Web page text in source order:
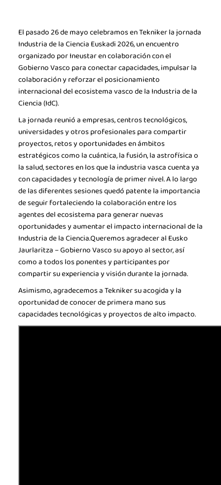
El pasado 26 de mayo celebramos en Tekniker la jornada
Industria de la Ciencia Euskadi 2026, un encuentro
organizado por Ineustar en colaboración con el
Gobierno Vasco para conectar capacidades, impulsar la
colaboración y reforzar el posicionamiento
internacional del ecosistema vasco de la Industria de la
Ciencia (IdC).
La jornada reunió a empresas, centros tecnológicos,
universidades y otros profesionales para compartir
proyectos, retos y oportunidades en ámbitos
estratégicos como la cuántica, la fusión, la astrofísica o
la salud, sectores en los que la industria vasca cuenta ya
con capacidades y tecnología de primer nivel. A lo largo
de las diferentes sesiones quedó patente la importancia
de seguir fortaleciendo la colaboración entre los
agentes del ecosistema para generar nuevas
oportunidades y aumentar el impacto internacional de la
Industria de la Ciencia.Queremos agradecer al Eusko
Jaurlaritza – Gobierno Vasco su apoyo al sector, así
como a todos los ponentes y participantes por
compartir su experiencia y visión durante la jornada.
Asimismo, agradecemos a Tekniker su acogida y la
oportunidad de conocer de primera mano sus
capacidades tecnológicas y proyectos de alto impacto.